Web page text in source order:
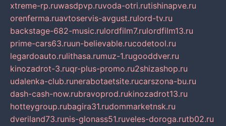
xtreme-rp.ruwasdpvp.ruvoda-otri.rutishinapve.ru
orenferma.ruavtoservis-avgust.rulord-tv.ru
backstage-682-music.rulordfilm7.rulordfilm13.ru
prime-cars63.ruun-believable.rucodetool.ru
legardoauto.rulithasa.rumuz-1.rugooddver.ru
kinozadrot-3.ruqr-plus-promo.ru2shizashop.ru
udalenka-club.runerabotaetsite.rucarszona-bu.ru
dash-cash-now.rubravoprod.rukinozadrot13.ru
hotteygroup.rubagira31.rudommarketnsk.ru
dveriland73.runis-glonass51.ruveles-doroga.rutb02.ru